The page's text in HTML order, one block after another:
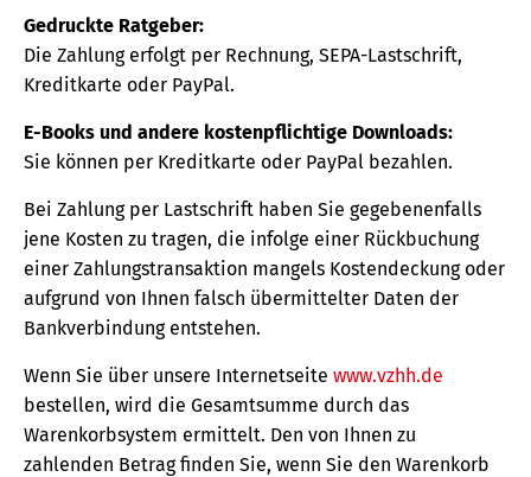
Gedruckte Ratgeber:
Die Zahlung erfolgt per Rechnung, SEPA-Lastschrift,
Kreditkarte oder PayPal.
E-Books und andere kostenpflichtige Downloads:
Sie können per Kreditkarte oder PayPal bezahlen.
Bei Zahlung per Lastschrift haben Sie gegebenenfalls
jene Kosten zu tragen, die infolge einer Rückbuchung
einer Zahlungstransaktion mangels Kostendeckung oder
aufgrund von Ihnen falsch übermittelter Daten der
Bankverbindung entstehen.
Wenn Sie über unsere Internetseite www.vzhh.de
bestellen, wird die Gesamtsumme durch das
Warenkorbsystem ermittelt. Den von Ihnen zu
zahlenden Betrag finden Sie, wenn Sie den Warenkorb